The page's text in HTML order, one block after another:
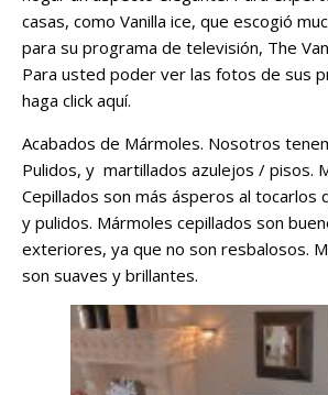
casas, como Vanilla ice, que escogió
para su programa de televisión, The
Para usted poder ver las fotos de sus
haga click aquí.
Acabados de Mármoles. Nosotros
Pulidos, y martillados azulejos / pisos.
Cepillados son más ásperos al tocarlos
y pulidos. Mármoles cepillados son
exteriores, ya que no son resbalosos.
son suaves y brillantes.